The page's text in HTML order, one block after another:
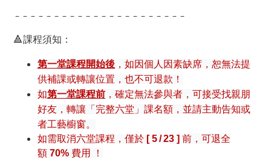
－－－－－－－－－－－－－－－－－－－－－－
🔺課程須知：
第一堂課程開始後 ，如因個人因素缺席，恕無法提
供補課或轉讓位置，也不可退款！
如第一堂課程前 ，確定無法參與者，可接受找親朋
好友，轉讓「完整六堂」課名額，並請主動告知或
者工藝櫥窗。
如需取消六堂課程，僅於 [ 5/23 ] 前，可退全
額 70% 費用 ！